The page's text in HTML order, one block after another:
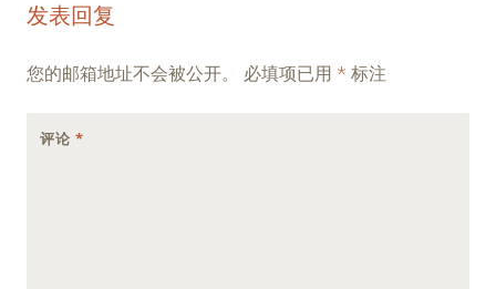
发表回复
您的邮箱地址不会被公开。 必填项已用 * 标注
评论 *